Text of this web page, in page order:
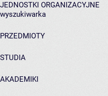
JEDNOSTKI ORGANIZACYJNE
wyszukiwarka
PRZEDMIOTY
STUDIA
AKADEMIKI